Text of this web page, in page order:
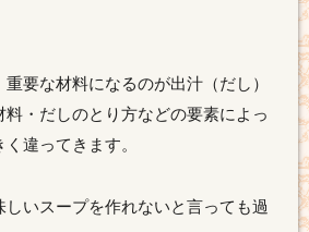
要な材料になるのが出汁（だし）
料・だしのとり方などの要素によっ
違ってきます。
しいスープを作れないと言っても過